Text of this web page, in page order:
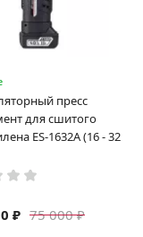
пресс
для сшитого
ES-1632A (16 - 32
75 000 ₽
₽